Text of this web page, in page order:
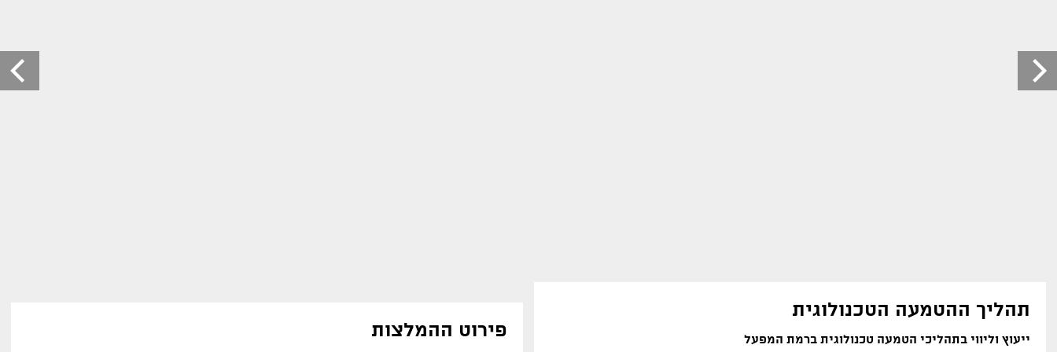
תהליך ההטמעה הטכנולוגית
ייעוץ וליווי בתהליכי הטמעה טכנולוגית ברמת המפעל פירוט ההמלצות